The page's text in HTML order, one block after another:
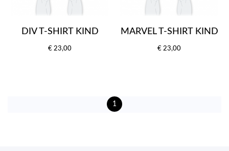
DIV T-SHIRT KIND
€ 23,00
MARVEL T-SHIRT KIND
€ 23,00
1